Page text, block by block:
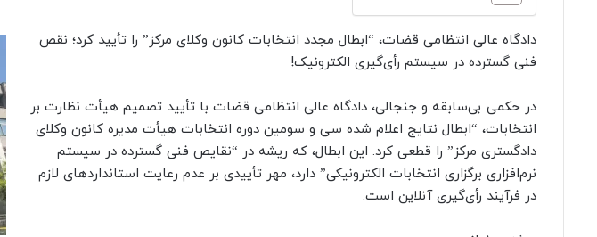
دادگاه عالی انتظامی قضات، “ابطال مجدد انتخابات کانون وکلای مرکز” را تأیید کرد؛ نقص
فنی گسترده در سیستم رأی‌گیری الکترونیک!
در حکمی بی‌سابقه و جنجالی، دادگاه عالی انتظامی قضات با تأیید تصمیم هیأت نظارت بر
انتخابات، “ابطال نتایج اعلام شده سی و سومین دوره انتخابات هیأت مدیره کانون وکلای
دادگستری مرکز” را قطعی کرد. این ابطال، که ریشه در “نقایص فنی گسترده در سیستم
نرم‌افزاری برگزاری انتخابات الکترونیکی” دارد، مهر تأییدی بر عدم رعایت استانداردهای لازم
در فرآیند رأی‌گیری آنلاین است.